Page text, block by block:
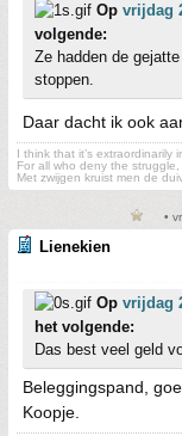
Op vrijdag
volgende:
Ze hadden de
stoppen.
Daar dacht ik ook
I think that it’s
For all who deny the
Met zwijgen kruist men de
•
Lienekien
Op vrijdag
het volgende:
Das best veel geld
Beleggingspand,
Koopje.